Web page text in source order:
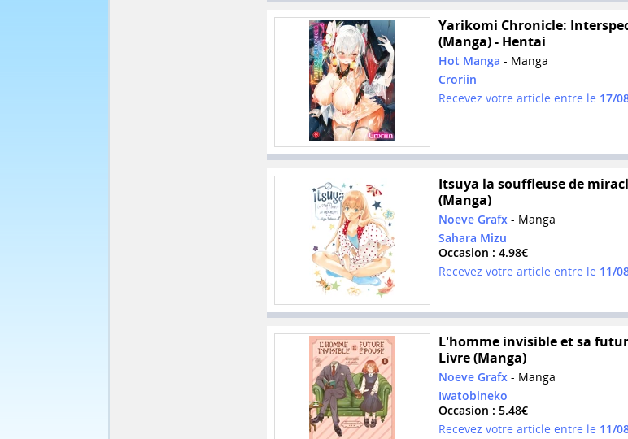
Yarikomi Chronicle:
(Manga) - Hentai
Hot Manga - Manga
Croriin
Recevez votre article entre le 17/
Itsuya la souffleuse de
(Manga)
Noeve Grafx - Manga
Sahara Mizu
Occasion : 4.98€
Recevez votre article entre le 11/
L'homme invisible et sa
Livre (Manga)
Noeve Grafx- Manga
Iwatobineko
Occasion : 5.48€
Recevez votre article entre le 11/